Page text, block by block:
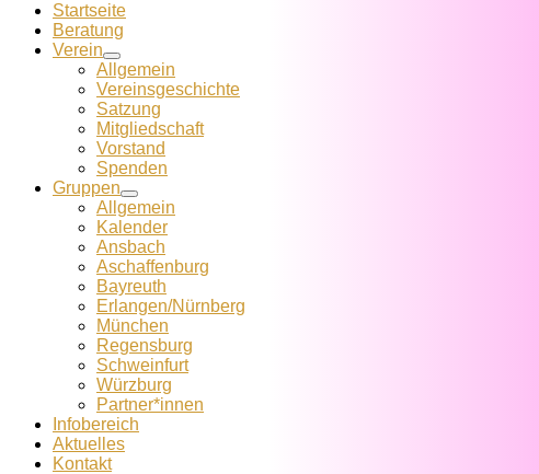
Startseite
Beratung
Verein
Allgemein
Vereins­geschichte
Satzung
Mitglied­schaft
Vorstand
Spenden
Gruppen
Allgemein
Kalender
Ansbach
Aschaffenburg
Bayreuth
Erlangen/Nürnberg
München
Regensburg
Schweinfurt
Würzburg
Partner*innen
Infobereich
Aktuelles
Kontakt